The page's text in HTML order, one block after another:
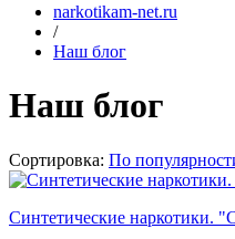
narkotikam-net.ru
/
Наш блог
Наш блог
Сортировка: По
Синтетические наркотики.